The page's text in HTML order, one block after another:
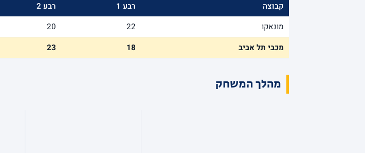
קבוצה רבע 1 רבע 2
מונאקו
22
20
מכבי תל אביב
18
23
מהלך המשחק